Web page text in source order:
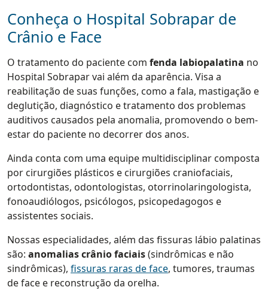
Conheça o Hospital Sobrapar de
Crânio e Face
O tratamento do paciente com fenda labiopalatina no
Hospital Sobrapar vai além da aparência. Visa a
reabilitação de suas funções, como a fala, mastigação e
deglutição, diagnóstico e tratamento dos problemas
auditivos causados pela anomalia, promovendo o bem-
estar do paciente no decorrer dos anos.
Ainda conta com uma equipe multidisciplinar composta
por cirurgiões plásticos e cirurgiões craniofaciais,
ortodontistas, odontologistas, otorrinolaringologista,
fonoaudiólogos, psicólogos, psicopedagogos e
assistentes sociais.
Nossas especialidades, além das fissuras lábio palatinas
são: anomalias crânio faciais(sindrômicas e não
sindrômicas), fissuras raras de face, tumores, traumas
de face e reconstrução da orelha.